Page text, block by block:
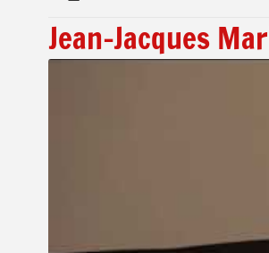
Jean-Jacques